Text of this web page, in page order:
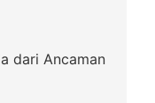
dari Ancaman